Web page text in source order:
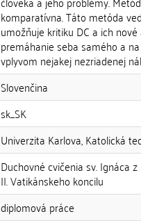
komparatívna. Táto metóda
umožňuje kritiku DC a ich
premáhanie seba samého a
vplyvom nejakej nezriadenej
Slovenčina
sk_SK
Univerzita Karlova, Katolická
Duchovné cvičenia sv. Ignáca
II. Vatikánskeho koncilu
diplomová práce